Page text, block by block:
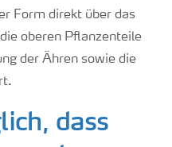
Form direkt über das
oberen Pflanzenteile
der Ähren sowie die
dass